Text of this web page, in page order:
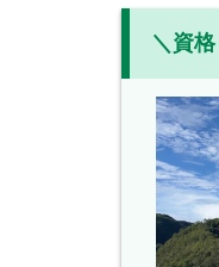
＼資